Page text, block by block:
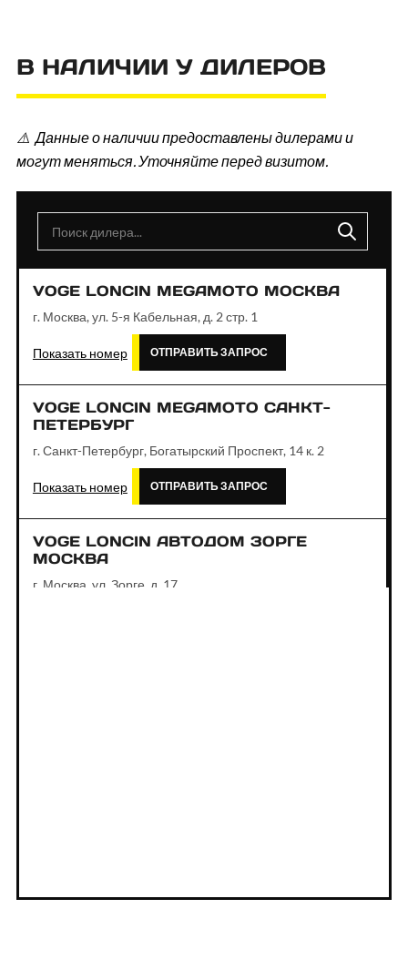
В НАЛИЧИИ У ДИЛЕРОВ
⚠️ Данные о наличии предоставлены дилерами и
могут меняться. Уточняйте перед визитом.
VOGE LONCIN MEGAMOTO МОСКВА
г. Москва, ул. 5-я Кабельная, д. 2 стр. 1
Показать номер ОТПРАВИТЬ ЗАПРОС
VOGE LONCIN MEGAMOTO САНКТ-
ПЕТЕРБУРГ
г. Санкт-Петербург, Богатырский Проспект, 14 к. 2
Показать номер ОТПРАВИТЬ ЗАПРОС
VOGE LONCIN АВТОДОМ ЗОРГЕ
МОСКВА
г. Москва, ул. Зорге, д. 17
Показать номер ОТПРАВИТЬ ЗАПРОС